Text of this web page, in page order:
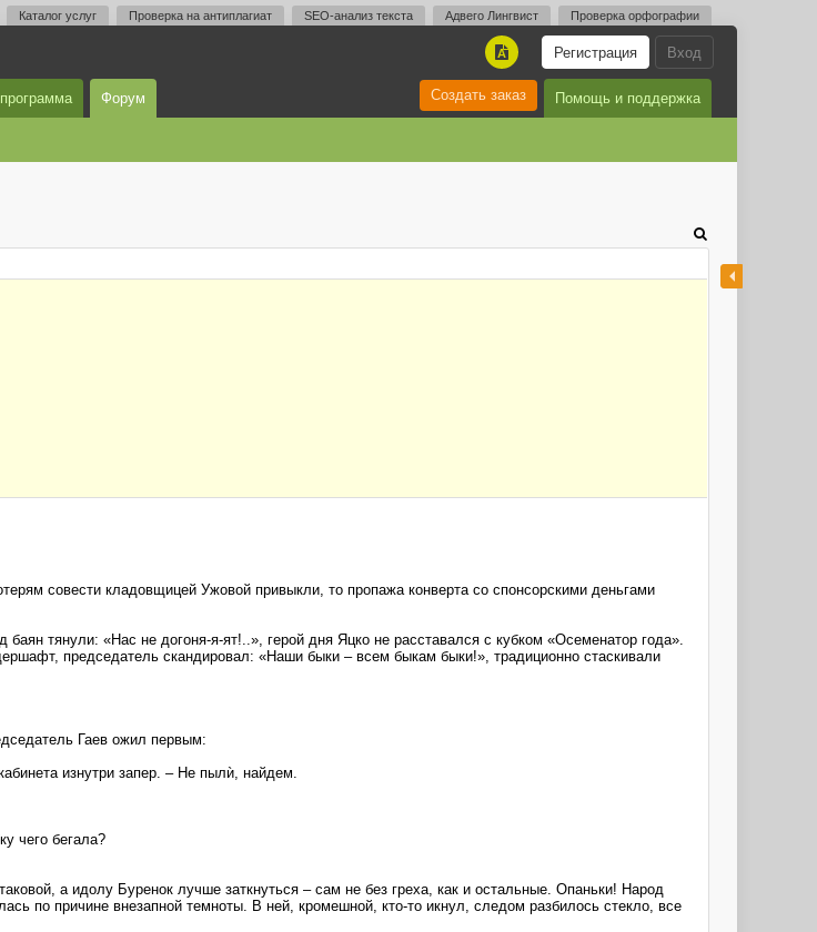
Каталог услуг Проверка на антиплагиат SEO-анализ текста Адвего Лингвист Проверка орфографии
Вход
Регистрация
A
Форум Помощь и поддержка
Создать заказ
совести кладовщицей Ужовой привыкли, то пропажа конверта со спонсорскими деньгами
тянули: «Нас не догоня-я-ят!..», герой дня Яцко не расставался с кубком «Осеменатор года».
председатель скандировал: «Наши быки – всем быкам быки!», традиционно стаскивали
Гаев ожил первым:
изнутри запер. – Не пылѝ, найдем.
чего бегала?
а идолу Буренок лучше заткнуться – сам не без греха, как и остальные. Опаньки! Народ
по причине внезапной темноты. В ней, кромешной, кто-то икнул, следом разбилось стекло, все